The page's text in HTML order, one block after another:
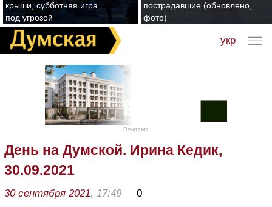
крыши, субботняя игра
под угрозой
пострадавшие (обновлено,
фото)
укр
Реклама
День на Думской. Ирина Кедик,
30.09.2021
30 сентября 2021, 17:49
0